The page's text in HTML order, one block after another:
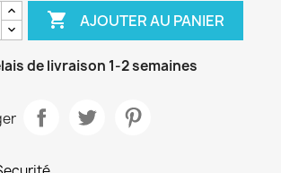
 AJOUTER AU PANIER
de livraison 1-2 semaines